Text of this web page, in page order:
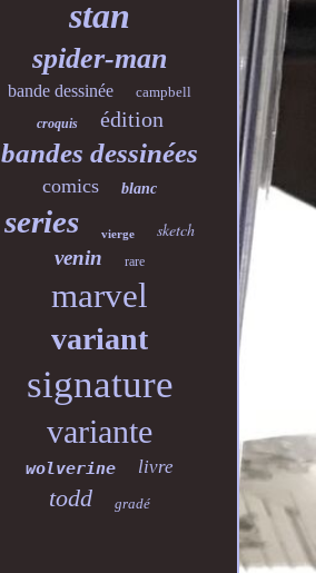
stan
spider-man
bande dessinée campbell
croquis édition
bandes dessinées
comics blanc
series vierge sketch
venin rare
marvel
variant
signature
variante
wolverine livre
todd gradé